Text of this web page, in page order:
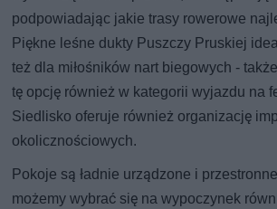
podpowiadając jakie trasy rowerowe
Piękne leśne dukty Puszczy Pruskiej
też dla miłośników nart biegowych -
tę opcję również w kategorii wyjazdu na
Siedlisko oferuje również organizację
okolicznościowych.
Pokoje są ładnie urządzone i
możemy wybrać się na wypoczynek